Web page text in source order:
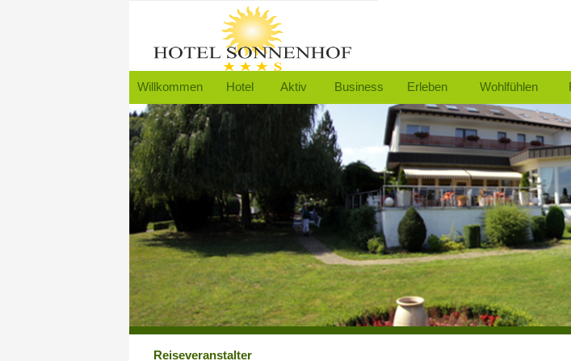
Willkommen Hotel Aktiv Business Erleben Wohlfühlen
Reiseveranstalter